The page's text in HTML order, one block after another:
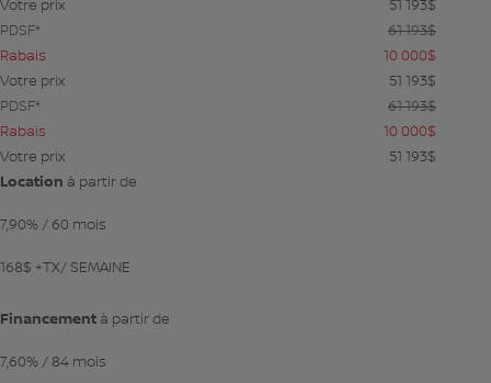
Votre prix
51 193$
PDSF*
61 193$
Rabais
10 000$
Votre prix
51 193$
PDSF*
61 193$
Rabais
10 000$
Votre prix
51 193$
Location à partir de
7,90% / 60 mois
168$ +TX/ SEMAINE
Financement à partir de
7,60% / 84 mois